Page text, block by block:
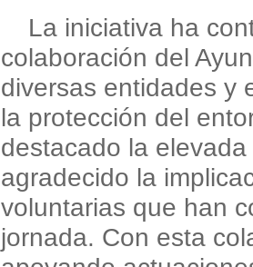
La iniciativa ha
colaboración del
diversas entidades y
la protección del
destacado la
agradecido la
voluntarias que han
jornada. Con esta